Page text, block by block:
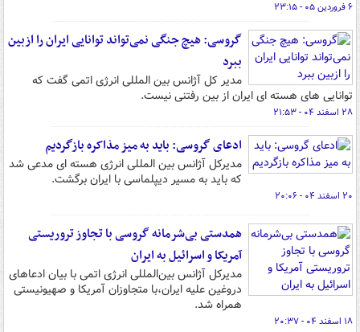
۶ فروردین ۰۵ - ۲۳:۱۵
گروسی: هیچ جنگی نمی‌تواند توانایی ایران را ازبین
ببرد
مدیر کل آژانس بین المللی انرژی اتمی گفت که
توانایی های هسته ای ایران از بین رفتنی نیست.
۲۸ اسفند ۰۴ - ۲۱:۵۳
ادعای گروسی: باید به میز مذاکره بازگردیم
مدیرکل آژانس بین المللی انرژی هسته ای مدعی شد
که باید به مسیر دیپلماسی با ایران برگشت.
۲۰ اسفند ۰۴ - ۲۰:۰۶
همدستی بی‌شرمانه گروسی با تجاوز تروریستی
آمریکا و اسرائیل به ایران
مدیرکل آژانس بین‌المللی انرژی اتمی با بیان ادعاهای
دروغین علیه ایران،با متجاوزان آمریکا و صهیونیستی
همراه شد.
۱۸ اسفند ۰۴ - ۲۰:۳۷